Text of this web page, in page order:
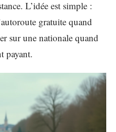
L’idée est simple :
gratuite quand
sur une nationale quand
payant.